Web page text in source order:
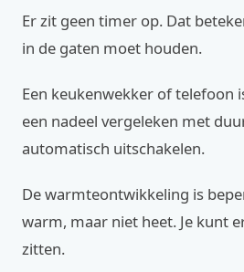
Er zit geen timer op. Dat
in de gaten moet houden.
Een keukenwekker of telefoon
een nadeel vergeleken met
automatisch uitschakelen.
De warmteontwikkeling is
warm, maar niet heet. Je kunt
zitten.